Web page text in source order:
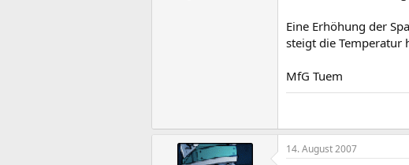
Eine Erhöhung der
steigt die Temperatur
MfG Tuem
14. August 2007